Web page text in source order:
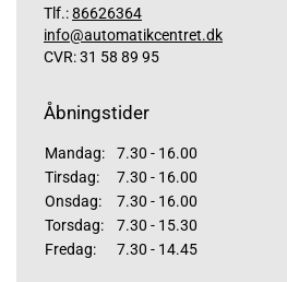
Tlf.:86626364
info@automatikcentret.dk
CVR: 31 58 89 95
Åbningstider
Mandag:
7.30 - 16.00
Tirsdag:
7.30 - 16.00
Onsdag:
7.30 - 16.00
Torsdag:
7.30 - 15.30
Fredag:
7.30 - 14.45